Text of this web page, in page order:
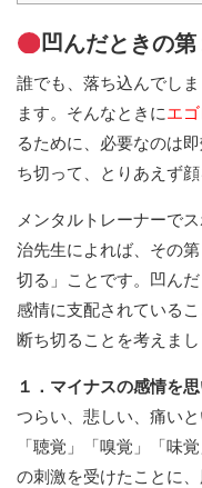
凹んだときの第
誰でも、落ち込んでし
ます。そんなときにエ
るために、必要なのは
ち切って、とりあえず
メンタルトレーナーで
治先生によれば、その
切る」ことです。凹ん
感情に支配されている
断ち切ることを考えまし
１．マイナスの感情を
つらい、悲しい、痛い
「聴覚」「嗅覚」「味
の刺激を受けたことに